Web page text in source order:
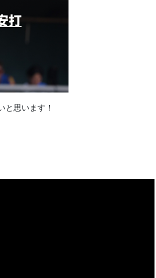
と思います！